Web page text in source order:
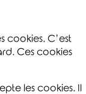
cookies. C’est
Ces cookies
les cookies. Il